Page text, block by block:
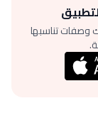
وصفات تناسبها